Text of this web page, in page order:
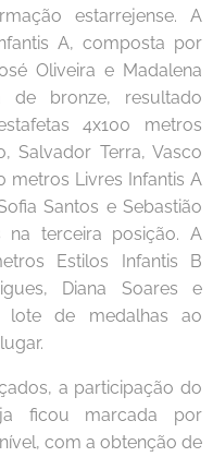
estarrejense. A
A, composta por
Oliveira e Madalena
de bronze, resultado
4x100 metros
Salvador Terra, Vasco
metros Livres Infantis A
Santos e Sebastião
na terceira posição. A
Estilos Infantis B
Diana Soares e
lote de medalhas ao
a participação do
ficou marcada por
com a obtenção de